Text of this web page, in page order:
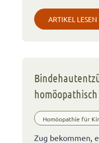
ARTIKEL LESEN
Homöopathie für
Zug bekommen,